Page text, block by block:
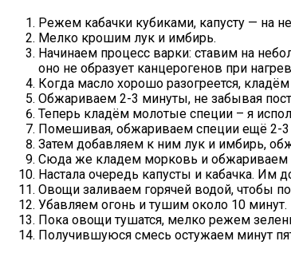
Режем кабачки кубиками, капусту — на
Мелко крошим лук и имбирь.
Начинаем процесс варки: ставим на
оно не образует канцерогенов при
Когда масло хорошо разогреется,
Обжариваем 2-3 минуты, не забывая
Теперь кладём молотые специи – я
Помешивая, обжариваем специи ещё 2-
Затем добавляем к ним лук и имбирь,
Сюда же кладем морковь и обжариваем
Настала очередь капусты и кабачка. Им
Овощи заливаем горячей водой, чтобы
Убавляем огонь и тушим около 10 минут.
Пока овощи тушатся, мелко режем
Получившуюся смесь остужаем минут